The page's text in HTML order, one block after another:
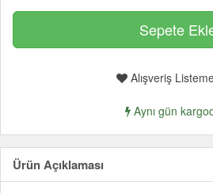
Alışveriş
Aynı gün
Ürün Açıklaması